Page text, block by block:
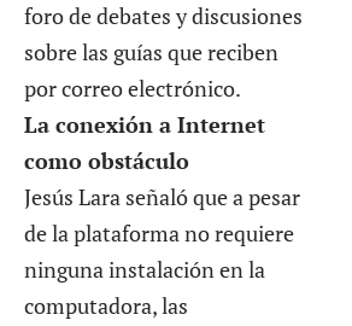
foro de debates y discusiones
sobre las guías que reciben
por correo electrónico.
La conexión a Internet
como obstáculo
Jesús Lara señaló que a pesar
de la plataforma no requiere
ninguna instalación en la
computadora, las